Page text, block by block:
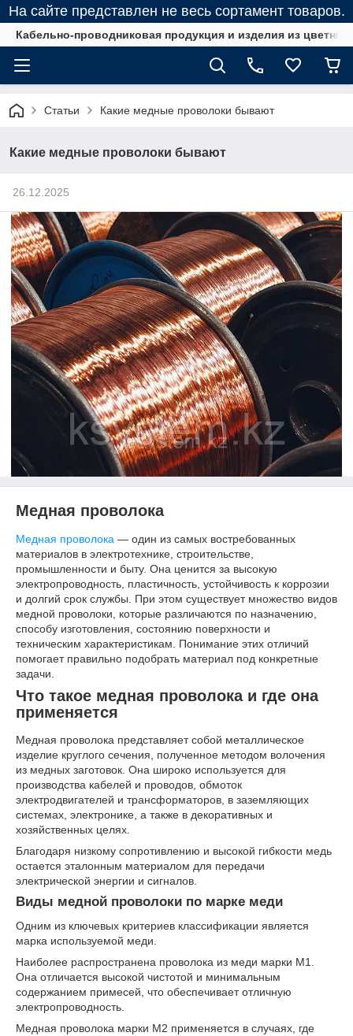
На сайте представлен не весь сортамент товаров.
Кабельно-проводниковая продукция и изделия из
Статьи Какие медные проволоки бывают
Какие медные проволоки бывают
26.12.2025
Медная проволока
Медная проволока — один из самых востребованных
материалов в электротехнике, строительстве,
промышленности и быту. Она ценится за высокую
электропроводность, пластичность, устойчивость к коррозии
и долгий срок службы. При этом существует множество видов
медной проволоки, которые различаются по назначению,
способу изготовления, состоянию поверхности и
техническим характеристикам. Понимание этих отличий
помогает правильно подобрать материал под конкретные
задачи.
Что такое медная проволока и где она
применяется
Медная проволока представляет собой металлическое
изделие круглого сечения, полученное методом волочения
из медных заготовок. Она широко используется для
производства кабелей и проводов, обмоток
электродвигателей и трансформаторов, в заземляющих
системах, электронике, а также в декоративных и
хозяйственных целях.
Благодаря низкому сопротивлению и высокой гибкости медь
остается эталонным материалом для передачи
электрической энергии и сигналов.
Виды медной проволоки по марке меди
Одним из ключевых критериев классификации является
марка используемой меди.
Наиболее распространена проволока из меди марки М1.
Она отличается высокой чистотой и минимальным
содержанием примесей, что обеспечивает отличную
электропроводность.
Медная проволока марки М2 применяется в случаях, где